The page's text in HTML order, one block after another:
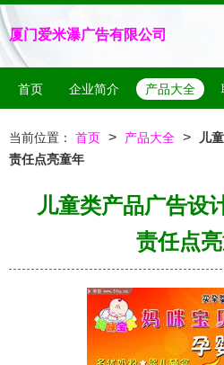
厦门爱米瀑广告有限公司
首页 企业简介 产品大全
当前位置： 首页 > 产品大全 >
儿
责任点亮童年
儿童类产品广告设
责任点